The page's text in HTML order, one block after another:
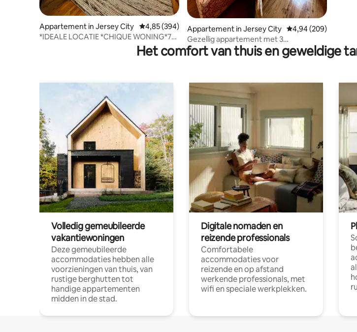
Appartement in Jersey City Gemiddelde beoordeling van 4,85 op 5, 394 recensies
4,85 (394)
*IDEALE LOCATIE *CHIQUE WONING*7
minuten naar NYC**GROVE ST
Appartement in Jersey City Gemiddelde
4,94 (209)
Gezellig appartement met 3
slaapkamers, één treinhalte naar NYC
Het comfort van thuis en geweldige
Volledig gemeubileerde
vakantiewoningen
Deze gemeubileerde
accommodaties hebben alle
voorzieningen van thuis, van
rustige berghutten tot
handige appartementen
midden in de stad.
Digitale nomaden en
reizende professionals
Comfortabele
accommodaties voor
reizende en op afstand
werkende professionals, met
wifi en speciale werkplekken.